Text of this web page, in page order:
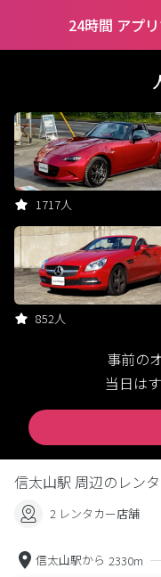
24時間 アプ
1717人
852人
事前の
当日は
信太山駅 周辺のレン
2 レンタカー店舗
信太山駅から 2330m